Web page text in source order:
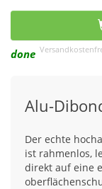
done
Alu-
Der echte
ist rahmenlos,
direkt auf eine